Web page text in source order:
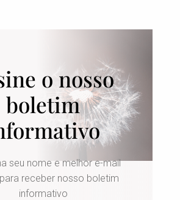
o nosso
boletim
seu nome e melhor e-mail
receber nosso boletim
informativo